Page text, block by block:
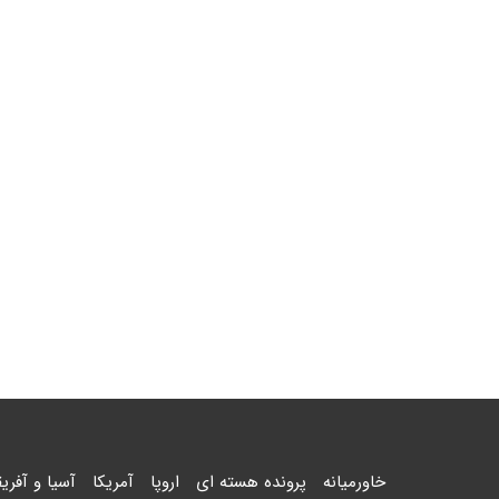
خاورمیانه پرونده هسته ای اروپا آمریکا آسیا و